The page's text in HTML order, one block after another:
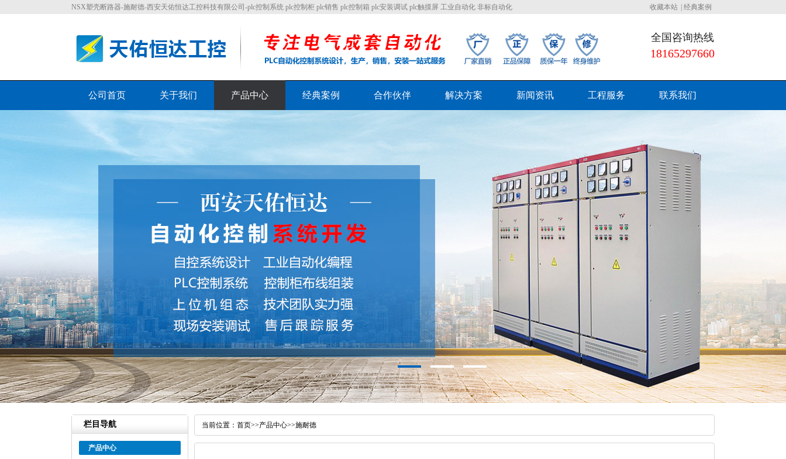
NSX塑壳断路器-施耐德-西安天佑恒达工控科技有限公司-plc控制系统 plc控制柜 plc销售 plc控制箱 plc安装调试 plc触摸屏 工业自动化 非标自动化 收藏本站 经典案例
全国咨询热线
18165297660
公司首页 关于我们 产品中心 经典案例 合作伙伴 解决方案 新闻资讯 工程服务 联系我们
栏目导航
产品中心
当前位置： 首页>>产品中心>>施耐德